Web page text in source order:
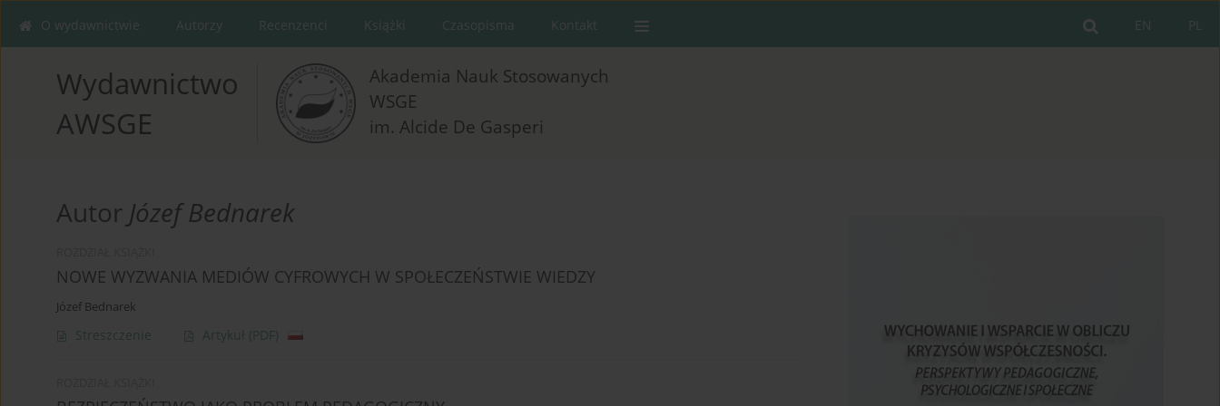
PL
EN
O wydawnictwie Autorzy Recenzenci Książki Czasopisma Kontakt
Wydawnictwo
AWSGE
Akademia Nauk Stosowanych
WSGE
im. Alcide De Gasperi
Autor Józef Bednarek
NOWE WYZWANIA MEDIÓW CYFROWYCH W SPOŁECZEŃSTWIE WIEDZY
Józef Bednarek
Streszczenie Artykuł (PDF)